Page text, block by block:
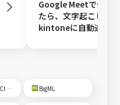
Google Meetで会議
たら、文字起こしして
kintoneに自動追加
Anthropic（Claude） BigML